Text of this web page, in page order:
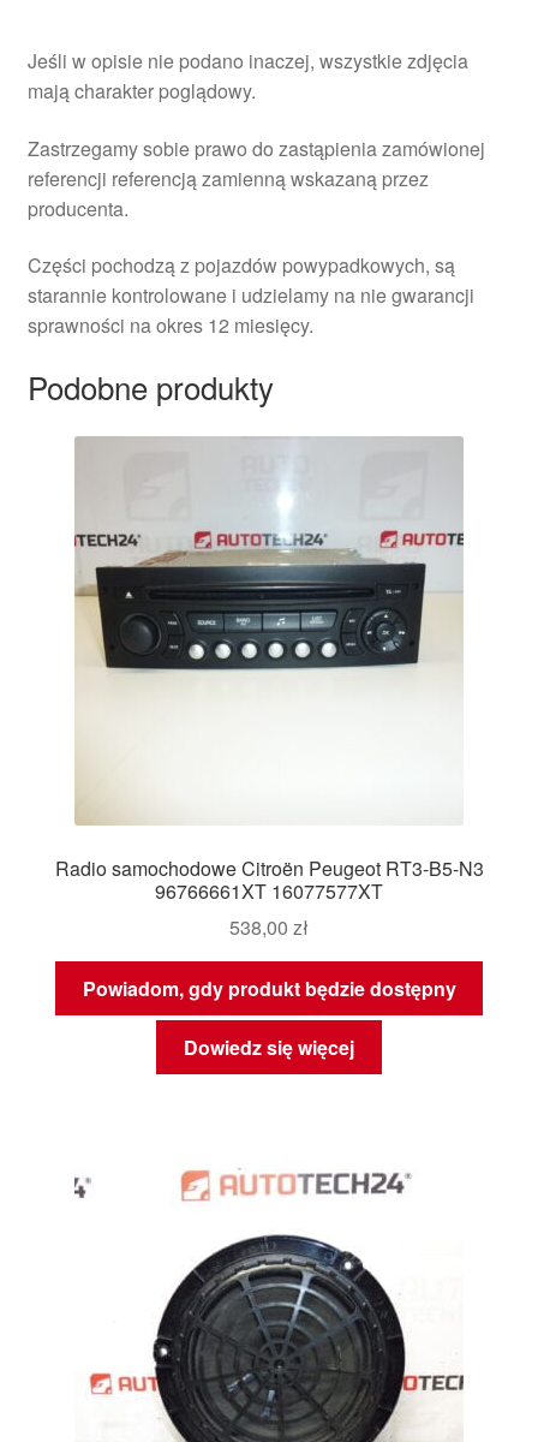
Jeśli w opisie nie podano inaczej, wszystkie zdjęcia
mają charakter poglądowy.
Zastrzegamy sobie prawo do zastąpienia zamówionej
referencji referencją zamienną wskazaną przez
producenta.
Części pochodzą z pojazdów powypadkowych, są
starannie kontrolowane i udzielamy na nie gwarancji
sprawności na okres 12 miesięcy.
Podobne produkty
Radio samochodowe Citroën Peugeot RT3-B5-N3
96766661XT 16077577XT
538,00 zł
Powiadom, gdy produkt będzie dostępny
Dowiedz się więcej